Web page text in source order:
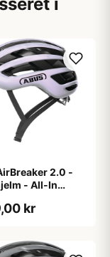
2.0 -
- All-In
kr